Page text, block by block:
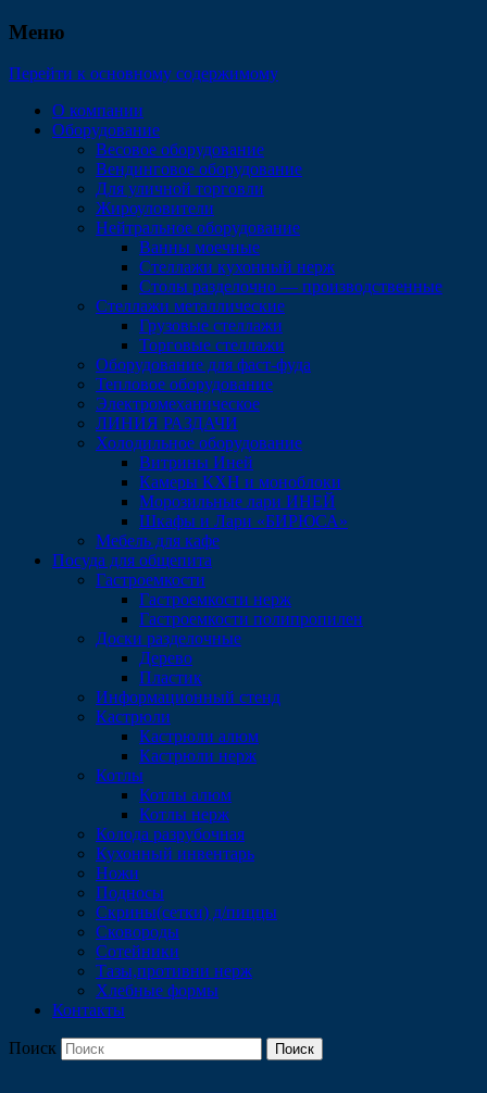
Меню
Перейти к основному содержимому
О компании
Оборудование
Весовое оборудование
Вендинговое оборудование
Для уличной торговли
Жироуловители
Нейтральное оборудование
Ванны моечные
Стеллажи кухонный нерж
Столы разделочно — производственные
Стеллажи металлические
Грузовые стеллажи
Торговые стеллажи
Оборудование для фаст-фуда
Тепловое оборудование
Электромеханическое
ЛИНИЯ РАЗДАЧИ
Холодильное оборудование
Витрины Иней
Камеры КХН и моноблоки
Морозильные лари ИНЕЙ
Шкафы и Лари «БИРЮСА»
Мебель для кафе
Посуда для общепита
Гастроемкости
Гастроемкости нерж
Гастроемкости полипропилен
Доски разделочные
Дерево
Пластик
Информационный стенд
Кастрюли
Кастрюли алюм
Кастрюли нерж
Котлы
Котлы алюм
Котлы нерж
Колода разрубочная
Кухонный инвентарь
Ножи
Подносы
Скрины(сетки) д/пиццы
Сковороды
Сотейники
Тазы,противни нерж
Хлебные формы
Контакты
Поиск